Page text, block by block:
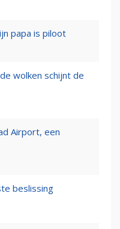
papa is piloot
wolken schijnt de
Airport, een
beslissing